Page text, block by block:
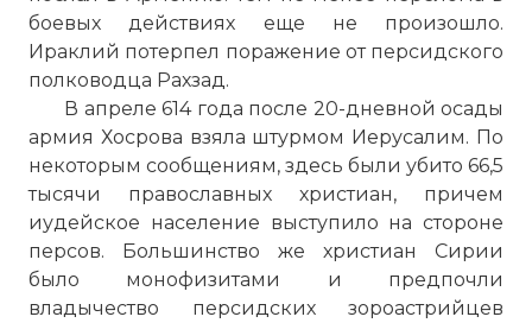
боевых действиях еще не произошло.
Ираклий потерпел поражение от персидского
полководца Рахзад.
В апреле 614 года после 20-дневной осады
армия Хосрова взяла штурмом Иерусалим. По
некоторым сообщениям, здесь были убито 66,5
тысячи православных христиан, причем
иудейское население выступило на стороне
персов. Большинство же христиан Сирии
было монофизитами и предпочли
владычество персидских зороастрийцев